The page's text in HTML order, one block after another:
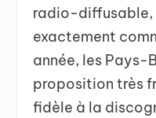
radio-diffusable,
exactement
année, les Pays-
proposition très
fidèle à la